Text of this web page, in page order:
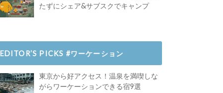
たずにシェア&サブスクでキャンプ
EDITOR’S PICKS #ワーケーション
東京から好アクセス！温泉を満喫しな
がらワーケーションできる宿9選